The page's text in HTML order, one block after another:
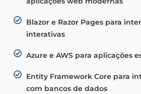
Blazor e Razor Pages para
interativas
Azure e AWS para aplicações
Entity Framework Core para
com bancos de dados